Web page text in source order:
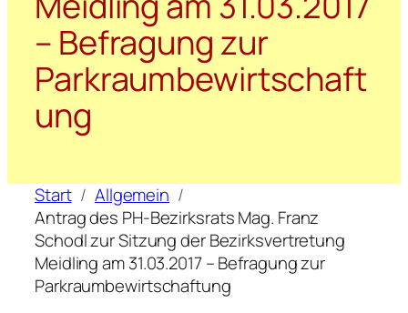
– Befragung zur
Parkraumbewirtschaft
ung
Start
Allgemein
Antrag des PH-Bezirksrats Mag. Franz
Schodl zur Sitzung der Bezirksvertretung
Meidling am 31.03.2017 – Befragung zur
Parkraumbewirtschaftung